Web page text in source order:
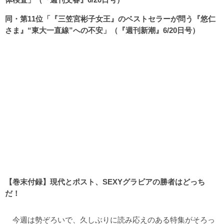
同・第11位「『三笠宮彬子女王』のベストセラーが問う『悠仁
さま』“東大一直線”への不安」（『週刊新潮』6/20日号）
【巻末付録】現代とポスト、SEXYグラビアの勝者はどっち
だ！
今週は勢ぞろいで、久しぶりに読み応えのある特集がそろっ